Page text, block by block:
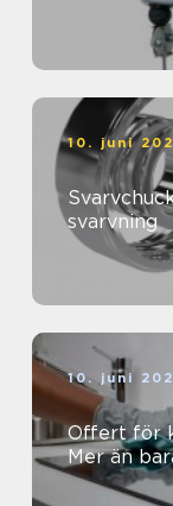
10. juni
Svarvchuckar hjärtat i effektiv
svarvning
10. juni
Offert för
Mer än